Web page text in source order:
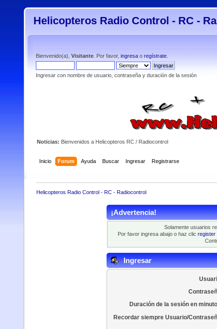
Helicopteros Radio Control - RC -
Bienvenido(a), Visitante . Por favor, ingresa o regístrate
Ingresar con nombre de usuario, contraseña y duración de la sesión
Noticias: Bienvenidos a Helicopteros RC / Radiocontrol
Inicio Forum Ayuda Buscar Ingresar Registrarse
Helicopteros Radio Control - RC - Radiocontrol
¡Advertencia!
Solamente usuarios
Por favor ingresa abajo o haz clic register
Ingresar
Duración de la sesión en
Recordar siempre Usuario/